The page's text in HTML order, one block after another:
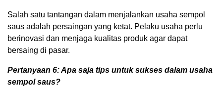
Salah satu tantangan dalam menjalankan usaha sempol
saus adalah persaingan yang ketat. Pelaku usaha perlu
berinovasi dan menjaga kualitas produk agar dapat
bersaing di pasar.
Pertanyaan 6: Apa saja tips untuk sukses dalam usaha
sempol saus?